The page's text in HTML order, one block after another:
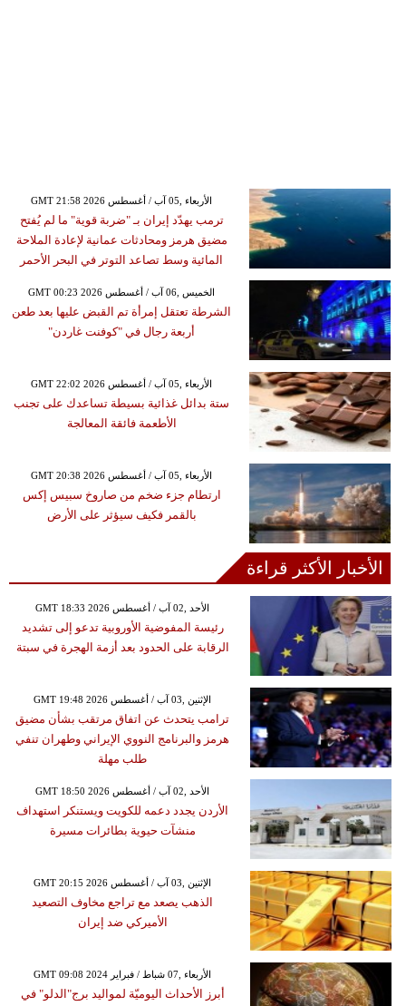
GMT 21:58 2026 الأربعاء ,05 آب / أغسطس
ترمب يهدّد إيران بـ "ضربة قوية" ما لم يُفتح
مضيق هرمز ومحادثات عمانية لإعادة الملاحة
المائية وسط تصاعد التوتر في البحر الأحمر
GMT 00:23 2026 الخميس ,06 آب / أغسطس
الشرطة تعتقل إمرأة تم القبض عليها بعد طعن
أربعة رجال في "كوفنت غاردن"
GMT 22:02 2026 الأربعاء ,05 آب / أغسطس
ستة بدائل غذائية بسيطة تساعدك على تجنب
الأطعمة فائقة المعالجة
GMT 20:38 2026 الأربعاء ,05 آب / أغسطس
ارتطام جزء ضخم من صاروخ سبيس إكس
بالقمر فكيف سيؤثر على الأرض
الأخبار الأكثر قراءة
GMT 18:33 2026 الأحد ,02 آب / أغسطس
رئيسة المفوضية الأوروبية تدعو إلى تشديد
الرقابة على الحدود بعد أزمة الهجرة في سبتة
GMT 19:48 2026 الإثنين ,03 آب / أغسطس
ترامب يتحدث عن اتفاق مرتقب بشأن مضيق
هرمز والبرنامج النووي الإيراني وطهران تنفي
طلب مهلة
GMT 18:50 2026 الأحد ,02 آب / أغسطس
الأردن يجدد دعمه للكويت ويستنكر استهداف
منشآت حيوية بطائرات مسيرة
GMT 20:15 2026 الإثنين ,03 آب / أغسطس
الذهب يصعد مع تراجع مخاوف التصعيد
الأميركي ضد إيران
GMT 09:08 2024 الأربعاء ,07 شباط / فبراير
أبرز الأحداث اليوميّة لمواليد برج"الدلو" في